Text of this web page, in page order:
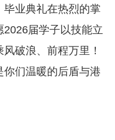
业典礼在热烈的掌
届学子以技能立
破浪、前程万里！
们温暖的后盾与港